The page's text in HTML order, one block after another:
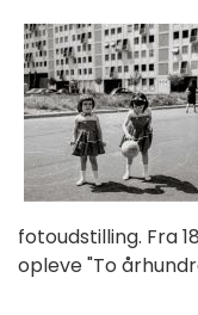
fotoudstilling. Fra
opleve "To